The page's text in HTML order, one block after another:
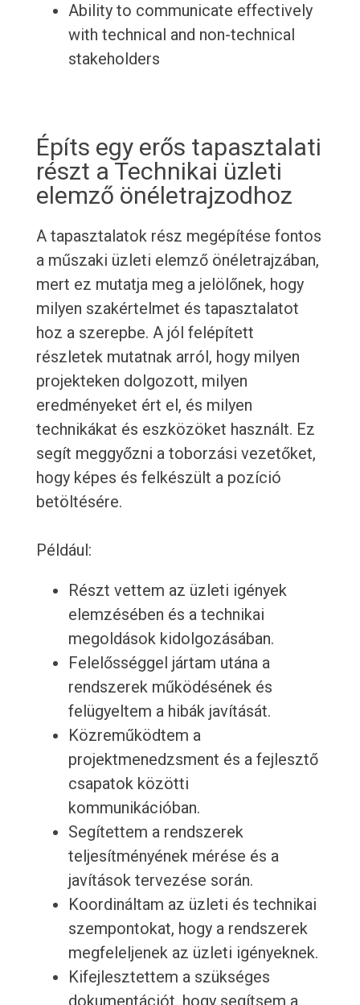
Ability to communicate effectively
with technical and non-technical
stakeholders
Építs egy erős tapasztalati
részt a Technikai üzleti
elemző önéletrajzodhoz
A tapasztalatok rész megépítése fontos
a műszaki üzleti elemző önéletrajzában,
mert ez mutatja meg a jelölőnek, hogy
milyen szakértelmet és tapasztalatot
hoz a szerepbe. A jól felépített
részletek mutatnak arról, hogy milyen
projekteken dolgozott, milyen
eredményeket ért el, és milyen
technikákat és eszközöket használt. Ez
segít meggyőzni a toborzási vezetőket,
hogy képes és felkészült a pozíció
betöltésére.
Például:
Részt vettem az üzleti igények
elemzésében és a technikai
megoldások kidolgozásában.
Felelősséggel jártam utána a
rendszerek működésének és
felügyeltem a hibák javítását.
Közreműködtem a
projektmenedzsment és a fejlesztő
csapatok közötti
kommunikációban.
Segítettem a rendszerek
teljesítményének mérése és a
javítások tervezése során.
Koordináltam az üzleti és technikai
szempontokat, hogy a rendszerek
megfeleljenek az üzleti igényeknek.
Kifejlesztettem a szükséges
dokumentációt, hogy segítsem a